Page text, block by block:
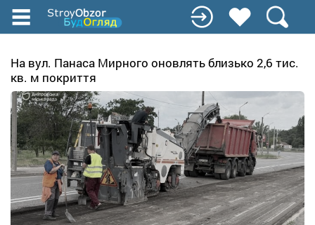
Перейти
до
вмісту
На вул. Панаса Мирного оновлять близько 2,6 тис.
кв. м покриття